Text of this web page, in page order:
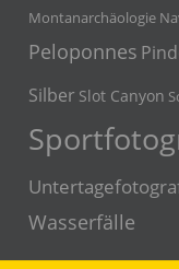
Montanarchäologie
Peloponnes
Silber Slot Canyon
Wasserfälle